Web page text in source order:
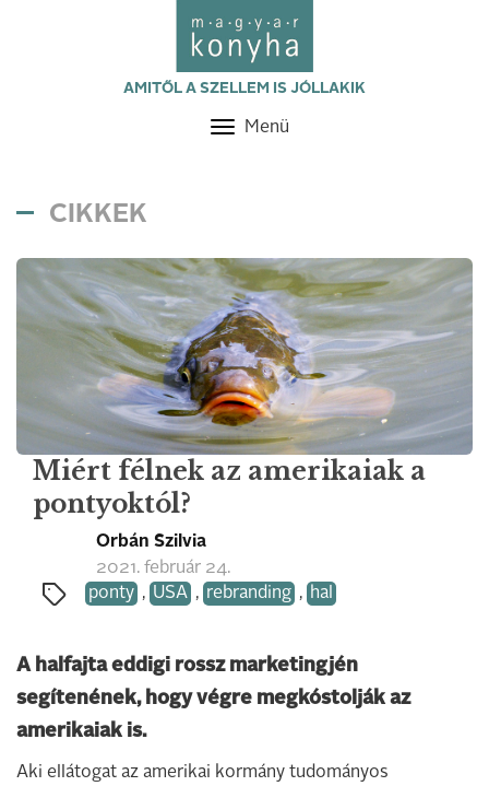
AMITŐL A SZELLEM IS JÓLLAKIK
Toggle
Menü
CIKKEK
Miért félnek az amerikaiak a
pontyoktól?
Orbán Szilvia
2021. február 24.
ponty , USA , rebranding , hal
A halfajta eddigi rossz marketingjén
segítenének, hogy végre megkóstolják az
amerikaiak is.
Aki ellátogat az amerikai kormány tudományos